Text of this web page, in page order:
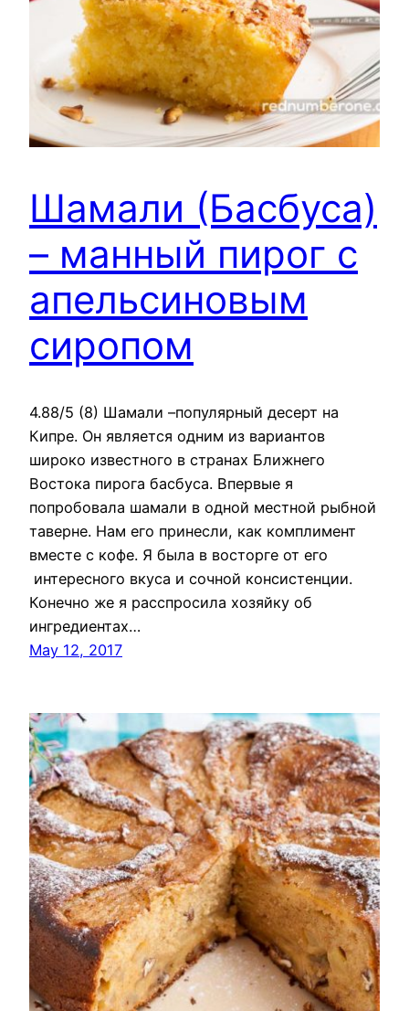
Шамали (Басбуса)
– манный пирог с
апельсиновым
сиропом
4.88/5 (8) Шамали –популярный десерт на
Кипре. Он является одним из вариантов
широко известного в странах Ближнего
Востока пирога басбуса. Впервые я
попробовала шамали в одной местной рыбной
таверне. Нам его принесли, как комплимент
вместе с кофе. Я была в восторге от его
интересного вкуса и сочной консистенции.
Конечно же я расспросила хозяйку об
ингредиентах…
May 12, 2017